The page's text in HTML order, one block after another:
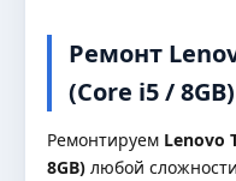
Ремонт
(Core i5 /
Ремонтируем Lenovo
8GB) любой